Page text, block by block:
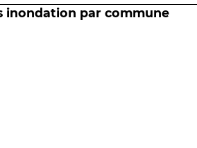
inondation par commune